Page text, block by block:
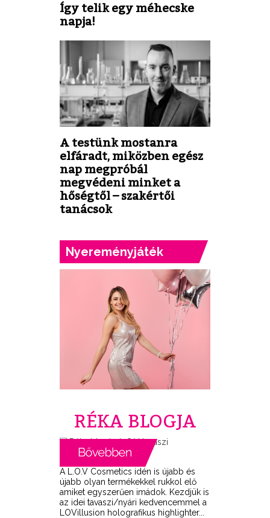
Így telik egy méhecske
napja!
A testünk mostanra
elfáradt, miközben egész
nap megpróbál
megvédeni minket a
hőségtől – szakértői
tanácsok
Nyereményjáték
RÉKA BLOGJA
A L.O.V Cosmetics idén is újabb és
újabb olyan termékekkel rukkol elő
amiket egyszerűen imádok. Kezdjük is
az idei tavaszi/nyári kedvencemmel a
LOVillusion holografikus highlighter...